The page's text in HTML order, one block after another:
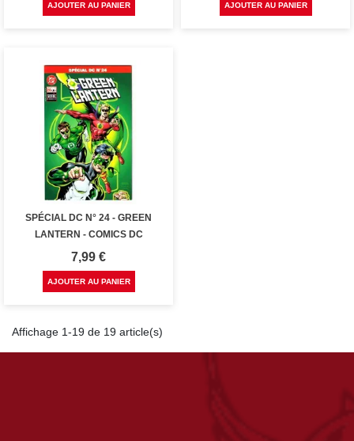
AJOUTER AU PANIER AJOUTER AU PANIER
SPÉCIAL DC N° 24 - GREEN
LANTERN - COMICS DC
Prix
7,99 €
AJOUTER AU PANIER
Affichage 1-19 de 19 article(s)